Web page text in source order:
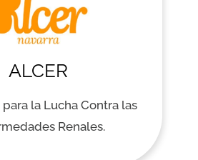
ALCER
la Lucha Contra las
Renales.